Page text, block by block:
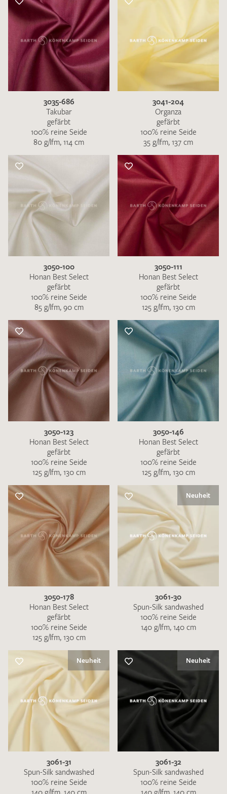
Ich bin damit einverstanden, dass meine angegebenen Daten
zur Beantwortung meiner Musteranfrage genutzt werden.
DieDatenschutzbestimmungenhabe ich zur Kenntnis
genommen und akzeptiere diese.
MUSTERANFRAGE SENDEN
3035-686
Takubar
gefärbt
100% reine Seide
80 g/lfm, 114 cm
3041-204
Organza
gefärbt
100% reine Seide
35 g/lfm, 137 cm
3050-100
Honan Best Select
gefärbt
100% reine Seide
85 g/lfm, 90 cm
3050-111
Honan Best Select
gefärbt
100% reine Seide
125 g/lfm, 130 cm
3050-123
Honan Best Select
gefärbt
100% reine Seide
125 g/lfm, 130 cm
3050-146
Honan Best Select
gefärbt
100% reine Seide
125 g/lfm, 130 cm
3050-178
Honan Best Select
gefärbt
100% reine Seide
125 g/lfm, 130 cm
Neuheit
3061-30
Spun-Silk sandwashed
100% reine Seide
140 g/lfm, 140 cm
Neuheit
3061-31
Spun-Silk sandwashed
100% reine Seide
140 g/lfm, 140 cm
Neuheit
3061-32
Spun-Silk sandwashed
100% reine Seide
140 g/lfm, 140 cm